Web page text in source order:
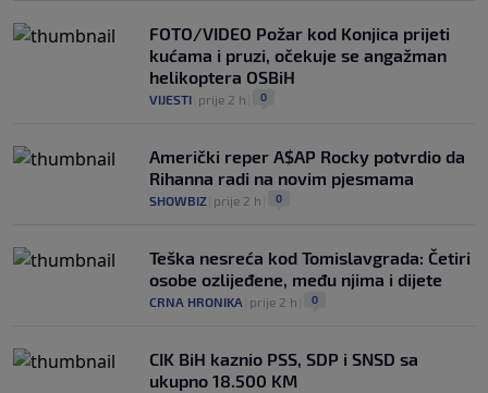
FOTO/VIDEO Požar kod Konjica prijeti
kućama i pruzi, očekuje se angažman
helikoptera OSBiH
VIJESTI prije 2 h 0
Američki reper A$AP Rocky potvrdio da
Rihanna radi na novim pjesmama
SHOWBIZ prije 2 h 0
Teška nesreća kod Tomislavgrada: Četiri
osobe ozlijeđene, među njima i dijete
CRNA HRONIKA prije 2 h 0
CIK BiH kaznio PSS, SDP i SNSD sa
ukupno 18.500 KM